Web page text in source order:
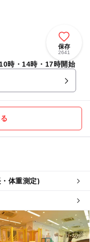
保存
2641
時・14時・17時開始
体重測定)